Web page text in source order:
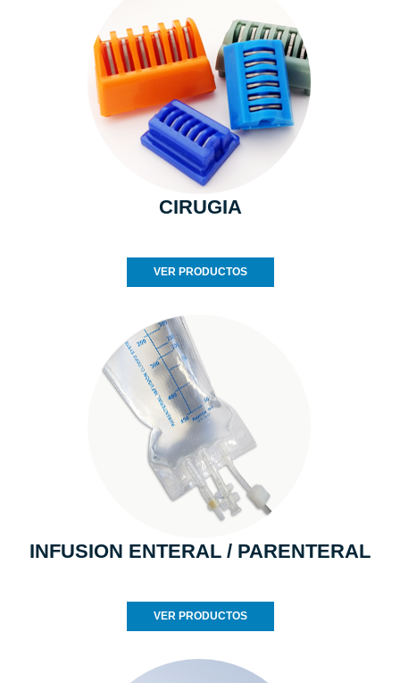
CIRUGIA
VER PRODUCTOS
INFUSION ENTERAL / PARENTERAL
VER PRODUCTOS